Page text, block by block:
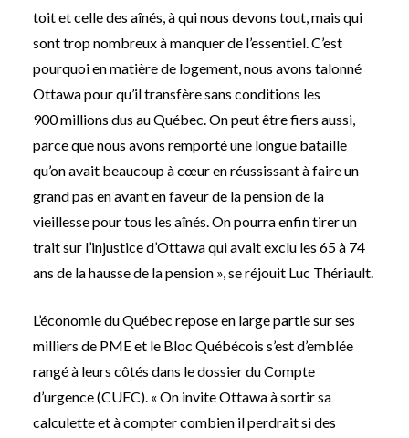
toit et celle des aînés, à qui nous devons tout, mais qui
sont trop nombreux à manquer de l’essentiel. C’est
pourquoi en matière de logement, nous avons talonné
Ottawa pour qu’il transfère sans conditions les
900 millions dus au Québec. On peut être fiers aussi,
parce que nous avons remporté une longue bataille
qu’on avait beaucoup à cœur en réussissant à faire un
grand pas en avant en faveur de la pension de la
vieillesse pour tous les aînés. On pourra enfin tirer un
trait sur l’injustice d’Ottawa qui avait exclu les 65 à 74
ans de la hausse de la pension », se réjouit Luc Thériault.
L’économie du Québec repose en large partie sur ses
milliers de PME et le Bloc Québécois s’est d’emblée
rangé à leurs côtés dans le dossier du Compte
d’urgence (CUEC). « On invite Ottawa à sortir sa
calculette et à compter combien il perdrait si des